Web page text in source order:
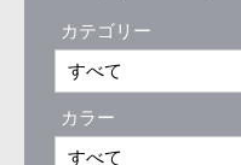
カテゴリー
カラー